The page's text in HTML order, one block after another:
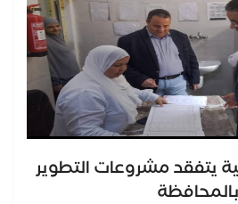
يتفقد مشروعات التطوير